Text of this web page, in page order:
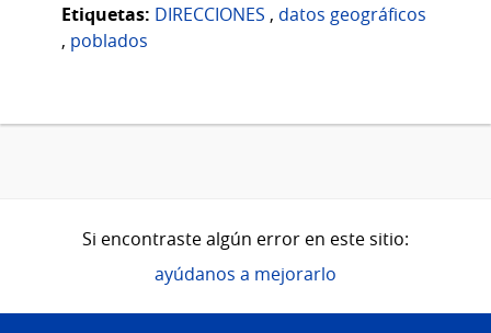
Etiquetas: DIRECCIONES , datos geográficos
, poblados
Si encontraste algún error en este sitio:
ayúdanos a mejorarlo